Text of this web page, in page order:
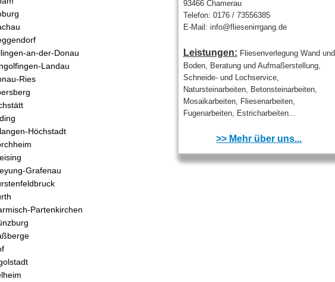
an-der-Donau
Landau
Ries
Höchstadt
Grafenau
Partenkirchen
93466 Chamerau
Telefon: 0176 / 73556385
E-Mail: info@fliesenirrgang.de
Leistungen: Fliesenverlegung Wand und
Boden, Beratung und Aufmaßerstellung,
Schneide- und Lochservice,
Natursteinarbeiten, Betonsteinarbeiten,
Mosaikarbeiten, Fliesenarbeiten,
Fugenarbeiten, Estricharbeiten...
>> Mehr über uns...